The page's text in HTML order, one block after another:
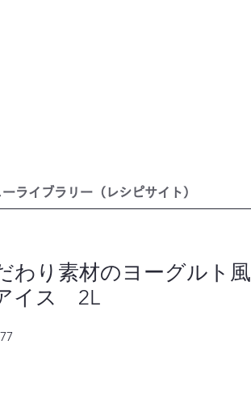
ーライブラリー（レシピサイト）
わり素材のヨーグルト風
イス 2L